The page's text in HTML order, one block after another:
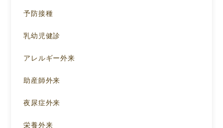
予防接種
乳幼児健診
アレルギー外来
助産師外来
夜尿症外来
栄養外来